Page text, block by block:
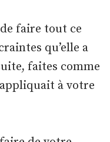
faire tout ce
qu’elle a
faites comme
à votre